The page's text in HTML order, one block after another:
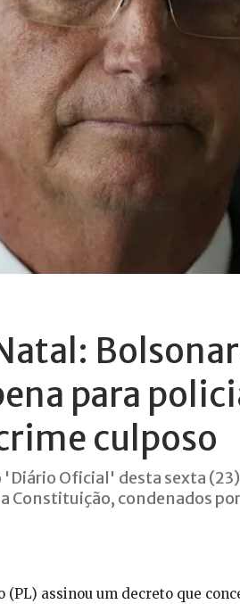
para
culposo
Oficial' desta sexta
Constituição, condenados
(PL) assinou um decreto que